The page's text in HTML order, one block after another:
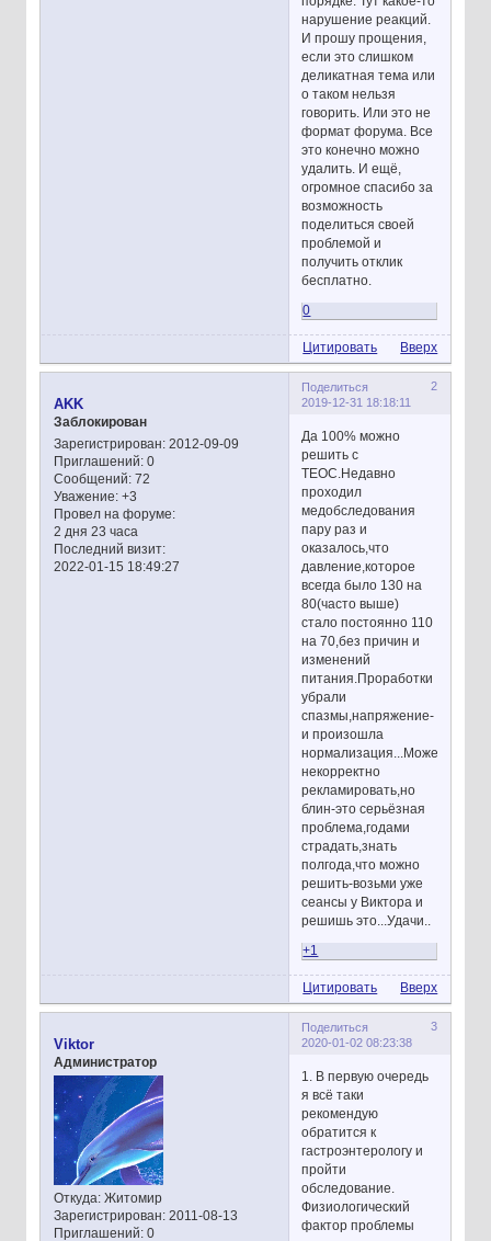
нарушение реакций.
И прошу прощения,
если это слишком
деликатная тема или
о таком нельзя
говорить. Или это не
формат форума. Все
это конечно можно
удалить. И ещё,
огромное спасибо за
возможность
поделиться своей
проблемой и
получить отклик
бесплатно.
0
Цитировать Вверх
Поделиться
2
2019-12-31 18:18:11
AKK
Заблокирован
Зарегистрирован: 2012-09-09
Приглашений:0
Сообщений:72
Уважение: +3
Провел на форуме:
2 дня 23 часа
Последний визит:
2022-01-15 18:49:27
Да 100% можно
решить с
ТЕОС.Недавно
проходил
медобследования
пару раз и
оказалось,что
давление,которое
всегда было 130 на
80(часто выше)
стало постоянно 110
на 70,без причин и
изменений
питания.Проработки
убрали
спазмы,напряжение-
и произошла
нормализация...Может
некорректно
рекламировать,но
блин-это серьёзная
проблема,годами
страдать,знать
полгода,что можно
решить-возьми уже
сеансы у Виктора и
решишь это...Удачи..
+1
Цитировать Вверх
Поделиться
3
2020-01-02 08:23:38
Viktor
Администратор
Откуда:Житомир
Зарегистрирован: 2011-08-13
Приглашений:0
1. В первую очередь
я всё таки
рекомендую
обратится к
гастроэнтерологу и
пройти
обследование.
Физиологический
фактор проблемы